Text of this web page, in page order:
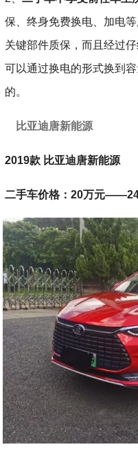
保、终身免费换电、加电
关键部件质保，而且经过
可以通过换电的形式换到
的。
比亚迪唐新能源
2019款 比亚迪唐新能源
二手车价格：20万元